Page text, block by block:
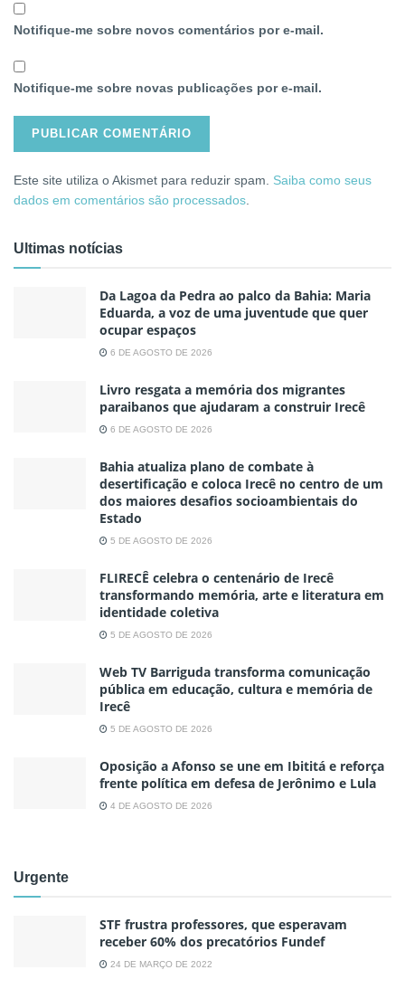
Notifique-me sobre novos comentários por e-mail.
Notifique-me sobre novas publicações por e-mail.
Este site utiliza o Akismet para reduzir spam. Saiba como seus
dados em comentários são processados
Ultimas notícias
Da Lagoa da Pedra ao palco da Bahia: Maria
Eduarda, a voz de uma juventude que quer
ocupar espaços
6 DE AGOSTO DE 2026
Livro resgata a memória dos migrantes
paraibanos que ajudaram a construir Irecê
6 DE AGOSTO DE 2026
Bahia atualiza plano de combate à
desertificação e coloca Irecê no centro de um
dos maiores desafios socioambientais do
Estado
5 DE AGOSTO DE 2026
FLIRECÊ celebra o centenário de Irecê
transformando memória, arte e literatura em
identidade coletiva
5 DE AGOSTO DE 2026
Web TV Barriguda transforma comunicação
pública em educação, cultura e memória de
Irecê
5 DE AGOSTO DE 2026
Oposição a Afonso se une em Ibititá e reforça
frente política em defesa de Jerônimo e Lula
4 DE AGOSTO DE 2026
Urgente
STF frustra professores, que esperavam
receber 60% dos precatórios Fundef
24 DE MARÇO DE 2022